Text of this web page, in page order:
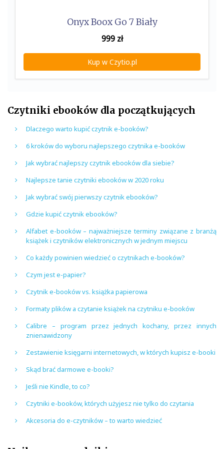
Onyx Boox Go 7 Biały
999zł
Kup w Czytio.pl
Czytniki ebooków dla początkujących
Dlaczego warto kupić czytnik e-booków?
6 kroków do wyboru najlepszego czytnika e-booków
Jak wybrać najlepszy czytnik ebooków dla siebie?
Najlepsze tanie czytniki ebooków w 2020 roku
Jak wybrać swój pierwszy czytnik ebooków?
Gdzie kupić czytnik ebooków?
Alfabet e-booków – najważniejsze terminy związane z branżą
książek i czytników elektronicznych w jednym miejscu
Co każdy powinien wiedzieć o czytnikach e-booków?
Czym jest e-papier?
Czytnik e-booków vs. książka papierowa
Formaty plików a czytanie książek na czytniku e-booków
Calibre – program przez jednych kochany, przez innych
znienawidzony
Zestawienie księgarni internetowych, w których kupisz e-booki
Skąd brać darmowe e-booki?
Jeśli nie Kindle, to co?
Czytniki e-booków, których użyjesz nie tylko do czytania
Akcesoria do e-czytników – to warto wiedzieć